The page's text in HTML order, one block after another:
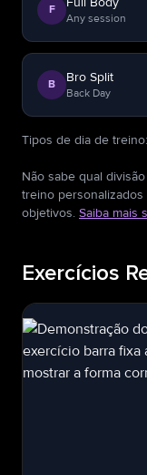
F
Any session
B Bro Split
Back Day
Tipos de dia de treino:
Não sabe qual
treino
objetivos. Saiba mais
Exercícios